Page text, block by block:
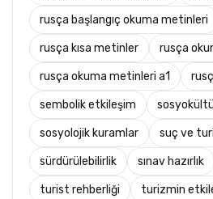
rusça başlangıç okuma metinleri
rusça kısa metinler rusça
rusça okuma metinleri a1
sembolik etkileşim
sosyolojik kuramlar suç ve
sürdürülebilirlik sınav hazırlık
turist rehberliği turizmin